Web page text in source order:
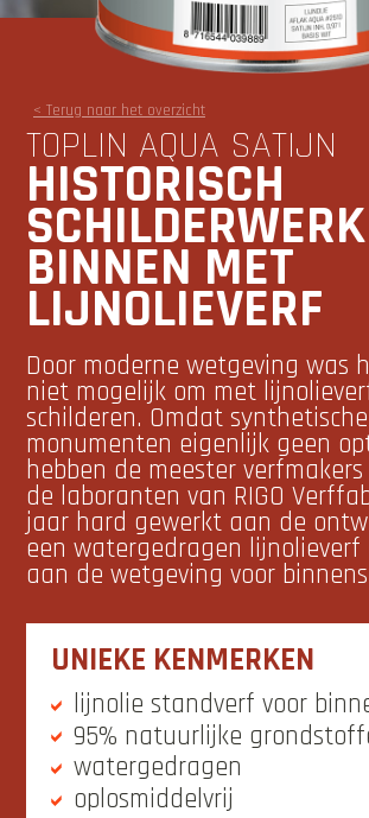
< Terug naar het overzicht
TOPLIN AQUA SATIJN
HISTORISCH
SCHILDERWERK
BINNEN MET
LIJNOLIEVERF
Door moderne wetgeving was
niet mogelijk om met
schilderen. Omdat
monumenten eigenlijk geen
hebben de meester
de laboranten van RIGO
jaar hard gewerkt aan de
een watergedragen lijnolieverf
aan de wetgeving voor
UNIEKE KENMERKEN
lijnolie standverf voor
95% natuurlijke
watergedragen
oplosmiddelvrij